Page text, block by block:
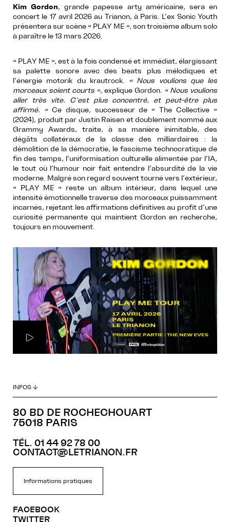
Kim Gordon, grande papesse arty américaine, sera en
concert le 17 avril 2026 au Trianon, à Paris. L’ex Sonic Youth
présentera sur scène « PLAY ME », son troisième album solo
à paraître le 13 mars 2026.
« PLAY ME », est à la fois condensé et immédiat, élargissant
sa palette sonore avec des beats plus mélodiques et
l’énergie motorik du krautrock.
« Nous voulions que les
morceaux soient courts », explique Gordon. « Nous voulions
aller très vite. C’est plus concentré, et peut-être plus
affirmé. »Ce disque, successeur de « The Collective »
(2024), produit par Justin Raisen et doublement nommé aux
Grammy Awards, traite, à sa manière inimitable, des
dégâts collatéraux de la classe des milliardaires : la
démolition de la démocratie, le fascisme technocratique de
fin des temps, l’uniformisation culturelle alimentée par l’IA,
le tout où l’humour noir fait entendre l’absurdité de la vie
moderne. Malgré son regard souvent tourné vers l’extérieur,
« PLAY ME » reste un album intérieur, dans lequel une
intensité émotionnelle traverse des morceaux puissamment
incarnés, rejetant les affirmations définitives au profit d’une
curiosité permanente qui maintient Gordon en recherche,
toujours en mouvement.
INFOS ↓
80 BD DE ROCHECHOUART
75018 PARIS
TÉL. 01 44 92 78 00
CONTACT@LETRIANON.FR
Informations pratiques
FACEBOOK
TWITTER